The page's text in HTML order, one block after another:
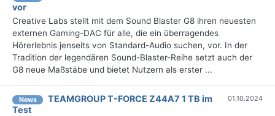
vor
Creative Labs stellt mit dem Sound Blaster G8 ihren neuesten
externen Gaming-DAC für alle, die ein überragendes
Hörerlebnis jenseits von Standard-Audio suchen, vor. In der
Tradition der legendären Sound-Blaster-Reihe setzt auch der
G8 neue Maßstäbe und bietet Nutzern als erster ...
News
TEAMGROUP T-FORCE Z44A7 1 TB im
Test
01.10.2024